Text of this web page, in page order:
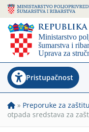
Pristupačnost
» Preporuke za
otpada sredstava za